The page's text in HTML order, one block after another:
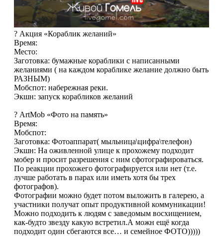
? Акция «Кораблик желаний»
Время:
Место:
Заготовка: бумажные кораблики с написанными
желаниями ( на каждом кораблике желание должно быть
РАЗНЫМ)
Мобспот: набережная реки.
Экшн: запуск корабликов желаний
? ArtMob «Фото на память»
Время:
Мобспот:
Заготовка: Фотоаппарат( мыльница\цифра\телефон)
Экшн: На оживленной улице к прохожему подходит
мобер и просит разрешения с ним сфотографироваться.
По реакции прохожего фотографируется или нет (т.е.
лучше работать в парах или иметь хотя бы трех
фотографов).
Фотографии можно будет потом выложить в галерею, а
участники получат опыт продуктивной коммуникации!
Можно подходить к людям с заведомым восхищением,
как-будто звезду какую встретил.А можн ещё когда
подходит один сбегаются все… и семейное ФОТО)))))